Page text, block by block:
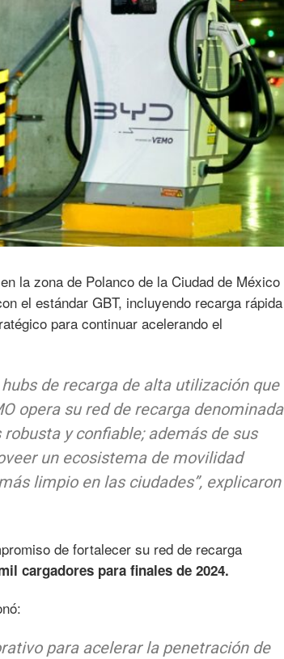
la zona de Polanco de la Ciudad de México
el estándar GBT, incluyendo recarga rápida
para continuar acelerando el
de recarga de alta utilización que
opera su red de recarga denominada
y confiable; además de sus
un ecosistema de movilidad
limpio en las ciudades”, explicaron
de fortalecer su red de recarga
cargadores para finales de 2024.
para acelerar la penetración de